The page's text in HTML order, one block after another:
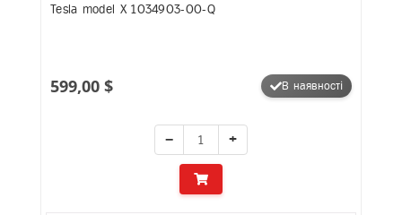
Tesla model X 1034903-00-Q
599,00 $ В наявності
− +